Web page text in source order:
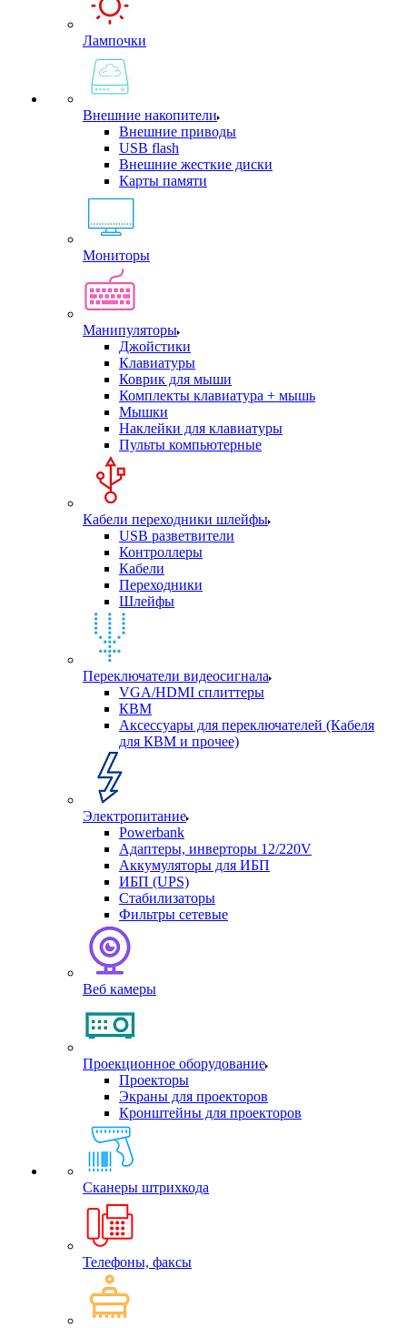
Лампочки
Внешние накопители
Внешние приводы
USB flash
Внешние жесткие диски
Карты памяти
Мониторы
Манипуляторы
Джойстики
Клавиатуры
Коврик для мыши
Комплекты клавиатура + мышь
Мышки
Наклейки для клавиатуры
Пульты компьютерные
Кабели переходники шлейфы
USB разветвители
Контроллеры
Кабели
Переходники
Шлейфы
Переключатели видеосигнала
VGA/HDMI сплиттеры
КВМ
Аксессуары для переключателей (Кабеля
для КВМ и прочее)
Электропитание
Powerbank
Адаптеры, инверторы 12/220V
Аккумуляторы для ИБП
ИБП (UPS)
Стабилизаторы
Фильтры сетевые
Веб камеры
Проекционное оборудование
Проекторы
Экраны для проекторов
Кронштейны для проекторов
Сканеры штрихкода
Телефоны, факсы